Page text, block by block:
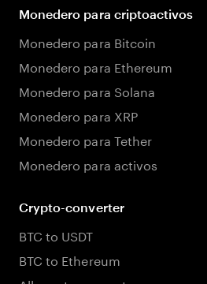
Monedero para criptoactivos
Monedero para Bitcoin
Monedero para Ethereum
Monedero para Solana
Monedero para XRP
Monedero para Tether
Monedero para activos
Crypto-converter
BTC to USDT
BTC to Ethereum